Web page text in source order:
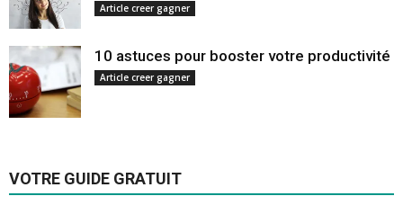
Article creer gagner
10 astuces pour booster votre productivité
Article creer gagner
VOTRE GUIDE GRATUIT